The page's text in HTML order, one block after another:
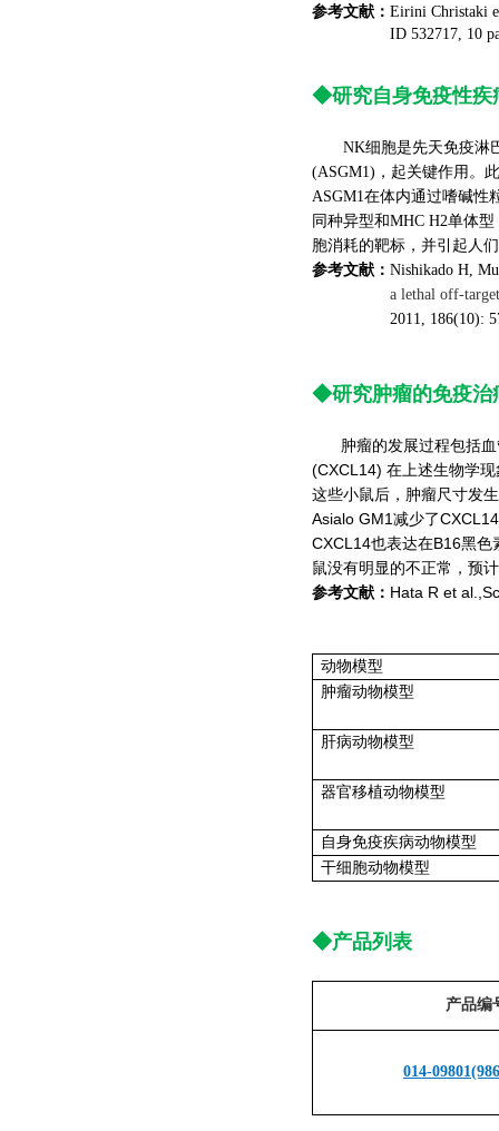
参考文献： Eirini Christaki
ID 532717 , 10
◆研究自身免疫性疾
NK细胞是先天免疫淋巴
(ASGM1)，起关键作用。
ASGM1在体内通过嗜碱性
同种异型和MHC H2单体
胞消耗的靶标，并引起人
参考文献： Nishikado H,
a lethal off-
2011, 186(10):
◆研究肿瘤的免疫治
肿瘤的发展过程包括血
(CXCL14) 在上述生物学
这些小鼠后，肿瘤尺寸发
Asialo GM1减少了
CXCL14也表达在B16黑
鼠没有明显的不正常，预
参考文献： Hata R et
动物模型
肿瘤动物模型
肝病动物模型
器官移植动物模型
自身免疫疾病动物模型
干细胞动物模型
◆产品列表
产品编
014-